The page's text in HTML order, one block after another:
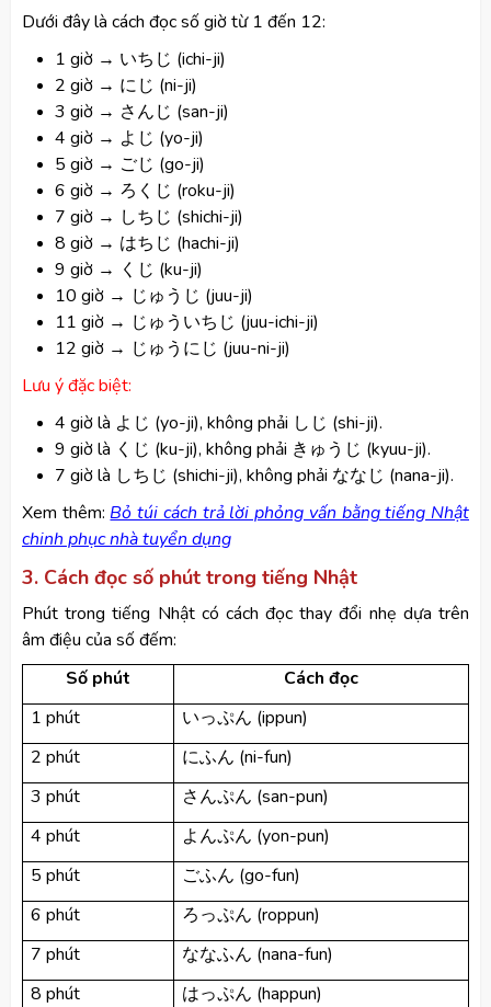
Dưới đây là cách đọc số giờ từ 1 đến 12:
1 giờ → いちじ (ichi-ji)
2 giờ → にじ (ni-ji)
3 giờ → さんじ (san-ji)
4 giờ → よじ (yo-ji)
5 giờ → ごじ (go-ji)
6 giờ → ろくじ (roku-ji)
7 giờ → しちじ (shichi-ji)
8 giờ → はちじ (hachi-ji)
9 giờ → くじ (ku-ji)
10 giờ → じゅうじ (juu-ji)
11 giờ → じゅういちじ (juu-ichi-ji)
12 giờ → じゅうにじ (juu-ni-ji)
Lưu ý đặc biệt:
4 giờ là よじ (yo-ji), không phải しじ (shi-ji).
9 giờ là くじ (ku-ji), không phải きゅうじ (kyuu-ji).
7 giờ là しちじ (shichi-ji), không phải ななじ (nana-ji).
​Xem thêm: Bỏ túi cách trả lời phỏng vấn bằng tiếng Nhật
chinh phục nhà tuyển dụng
3. Cách đọc số phút trong tiếng Nhật
Phút trong tiếng Nhật có cách đọc thay đổi nhẹ dựa trên
âm điệu của số đếm:
Số phút
Cách đọc
1 phút
いっぷん (ippun)
2 phút
にふん (ni-fun)
3 phút
さんぷん (san-pun)
4 phút
よんぷん (yon-pun)
5 phút
ごふん (go-fun)
6 phút
ろっぷん (roppun)
7 phút
ななふん (nana-fun)
8 phút
はっぷん (happun)